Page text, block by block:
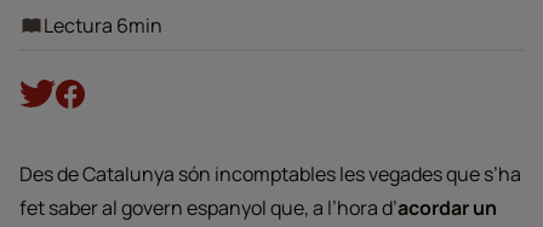
Lectura 6min
Des de Catalunya són incomptables les vegades que s’ha
fet saber al govern espanyol que, a l’hora d’acordar un